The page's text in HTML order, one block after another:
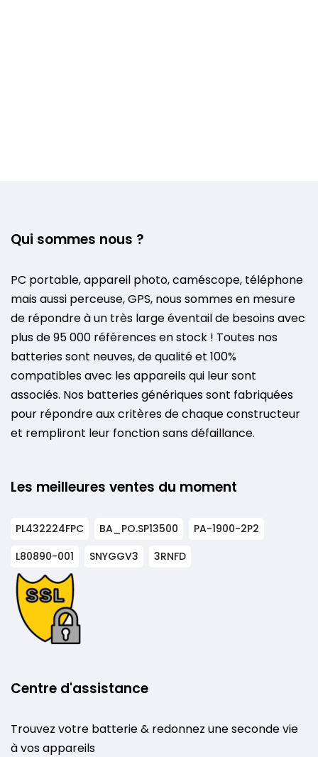
Qui sommes nous ?
PC portable, appareil photo, caméscope, téléphone
mais aussi perceuse, GPS, nous sommes en mesure
de répondre à un très large éventail de besoins avec
plus de 95 000 références en stock ! Toutes nos
batteries sont neuves, de qualité et 100%
compatibles avec les appareils qui leur sont
associés. Nos batteries génériques sont fabriquées
pour répondre aux critères de chaque constructeur
et rempliront leur fonction sans défaillance.
Les meilleures ventes du moment
PL432224FPC BA_PO.SP13500
PA-1900-2P2
L80890-001
SNYGGV3 3RNFD
Centre d'assistance
Trouvez votre batterie & redonnez une seconde vie
à vos appareils